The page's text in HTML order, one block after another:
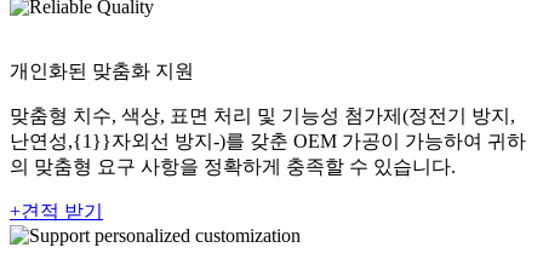
개인화된 맞춤화 지원
맞춤형 치수, 색상, 표면 처리 및 기능성 첨가제(정전기 방지,
난연성,{1}}자외선 방지-)를 갖춘 OEM 가공이 가능하여 귀하
의 맞춤형 요구 사항을 정확하게 충족할 수 있습니다.
+견적 받기